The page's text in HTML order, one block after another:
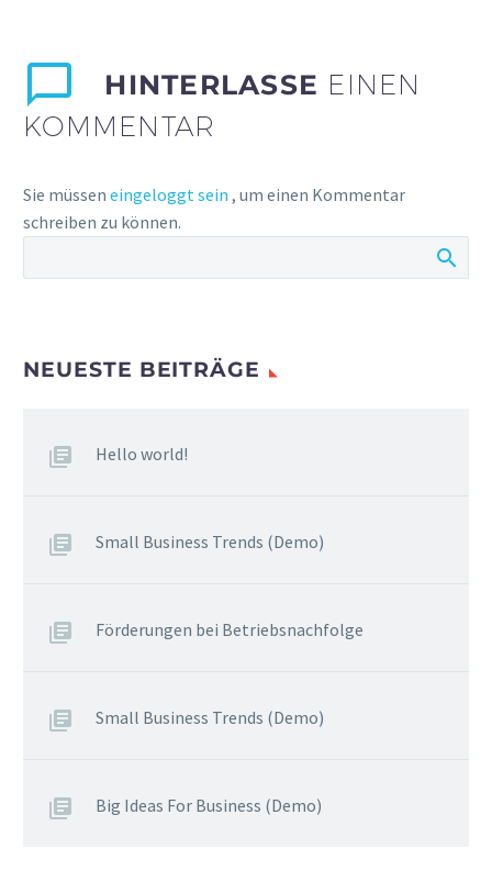
Duis sed odio sit amet
sit amet mauris.
HINTERLASSE EINEN
KOMMENTAR
Sie müssen eingeloggt sein , um einen Kommentar
schreiben zu können.
NEUESTE BEITRÄGE
Hello world!
Small Business Trends (Demo)
Förderungen bei Betriebsnachfolge
Small Business Trends (Demo)
Big Ideas For Business (Demo)